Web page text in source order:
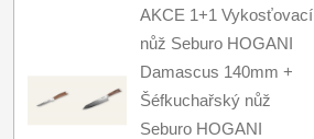
AKCE 1+1 Vykosťovací
nůž Seburo HOGANI
Damascus 140mm +
Šéfkuchařský nůž
Seburo HOGANI